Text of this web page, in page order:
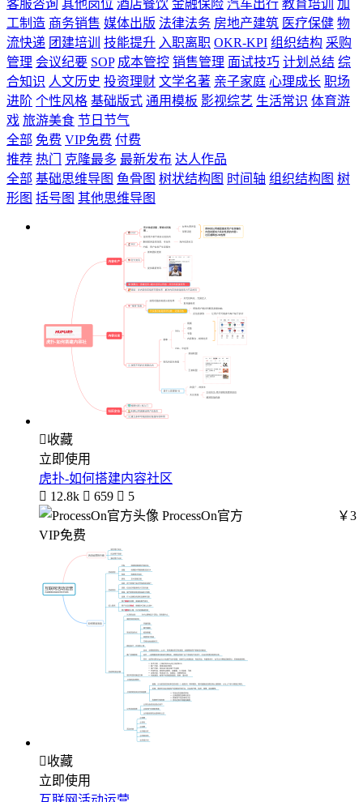
客服咨询 其他岗位 酒店餐饮 金融保险 汽车出行 教育培训
加
工制造 商务销售 媒体出版 法律法务 房地产建筑 医疗保健 物
流快递 团建培训 技能提升 入职离职 OKR-KPI 组织结构 采购
管理 会议纪要 SOP 成本管控 销售管理 面试技巧 计划总结 综
合知识 人文历史 投资理财 文学名著 亲子家庭 心理成长 职场
进阶 个性风格 基础版式 通用模板 影视综艺 生活常识 体育游
戏 旅游美食 节日节气
全部 免费 VIP免费 付费
推荐 热门 克隆最多 最新发布 达人作品
全部 基础思维导图 鱼骨图 树状结构图 时间轴 组织结构图 树
形图 括号图 其他思维导图
收藏
立即使用
虎扑-如何搭建内容社区
 12.8k  659  5
ProcessOn官方
￥3
VIP免费
收藏
立即使用